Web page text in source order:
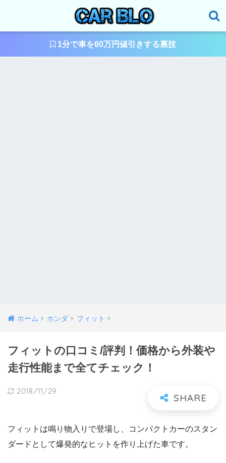
1分で車を60万円値引きする裏技
ホーム ホンダ フィット
フィットの口コミ/評判！価格から外装や
走行性能まで全てチェック！
2018/11/29
フィットは鳴り物入りで登場し、コンパクトカーのスタン
ダードとして爆発的なヒットを作り上げた車です。